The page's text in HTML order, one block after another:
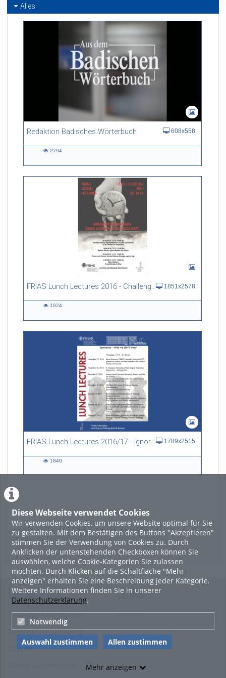
Diese Webseite verwendet Cookies
Wir verwenden Cookies, um unsere Website optimal für Sie
zu gestalten. Mit dem Bestätigen des Buttons "Akzeptieren"
stimmen Sie der Verwendung von Cookies zu. Durch
Anklicken der untenstehenden Checkboxen können Sie
auswählen, welche Cookie-Kategorien Sie zulassen
möchten. Durch Klicken auf die Schaltfläche "Mehr
anzeigen" erhalten Sie eine Beschreibung jeder Kategorie.
Weitere Informationen finden Sie in unserer
Datenschutzerklärung.
Notwendig
Auswahl zustimmen Allen zustimmen
Mehr anzeigen
Alles
Redaktion Badisches Wörterbuch 608x558
2794
FRIAS Lunch Lectures 2016 - Challenges of an Ageing Society 1851x2578
1924
FRIAS Lunch Lectures 2016/17 - Ignorance - what we don't know 1789x2515
1840
LADE MEHR
Featured
Beliebtheit
Legal Info
Nutzungsbedingungen
Datenschutzerklärung
Imprint
Links
Sitemap